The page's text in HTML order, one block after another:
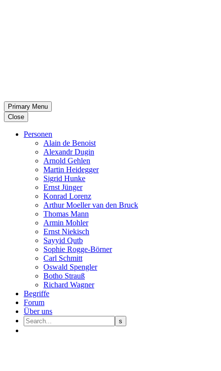
Primary Menu
Close
Per­so­nen
Alain de Benoist
Alex­andr Dugin
Arnold Gehlen
Martin Heid­eg­ger
Sigrid Hunke
Ernst Jünger
Konrad Lorenz
Arthur Moeller van den Bruck
Thomas Mann
Armin Mohler
Ernst Nie­kisch
Sayyid Qutb
Sophie Rogge-Börner
Carl Schmitt
Oswald Speng­ler
Botho Strauß
Richard Wagner
Begriffe
Forum
Über uns